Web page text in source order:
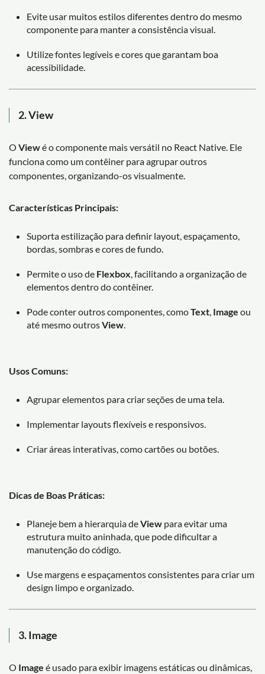
Evite usar muitos estilos diferentes dentro do mesmo
componente para manter a consistência visual.
Utilize fontes legíveis e cores que garantam boa
acessibilidade.
2. View
O Viewé o componente mais versátil no React Native. Ele
funciona como um contêiner para agrupar outros
componentes, organizando-os visualmente.
Características Principais:
Suporta estilização para definir layout, espaçamento,
bordas, sombras e cores de fundo.
Permite o uso de Flexbox , facilitando a organização de
elementos dentro do contêiner.
Pode conter outros componentes, comoText Image ou
até mesmo outrosView
Usos Comuns:
Agrupar elementos para criar seções de uma tela.
Implementar layouts flexíveis e responsivos.
Criar áreas interativas, como cartões ou botões.
Dicas de Boas Práticas:
Planeje bem a hierarquia deView para evitar uma
estrutura muito aninhada, que pode dificultar a
manutenção do código.
Use margens e espaçamentos consistentes para criar um
design limpo e organizado.
3. Image
O Image é usado para exibir imagens estáticas ou dinâmicas,